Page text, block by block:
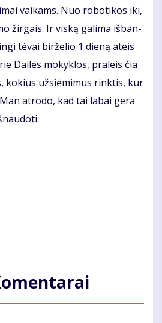
vai­kams. Nuo ro­bo­ti­kos iki,
žir­gais. Ir vis­ką ga­li­ma iš­ban­
tė­vai bir­že­lio 1 die­ną at­eis
Dai­lės mo­kyk­los, pra­leis čia
ko­kius už­si­ė­mi­mus rink­tis, kur
at­ro­do, kad tai la­bai ge­ra